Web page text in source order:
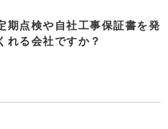
期点検や自社工事保証書を発
れる会社ですか？